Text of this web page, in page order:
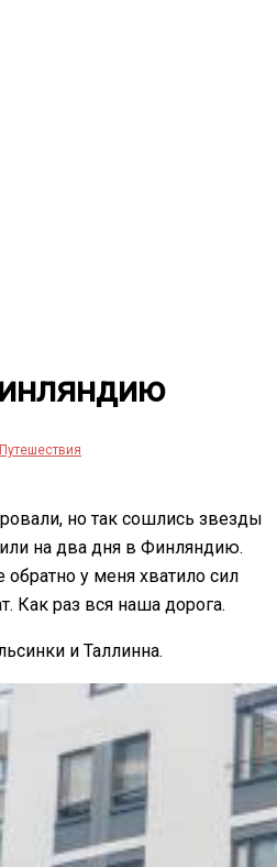
Путешествия
но так сошлись звезды
на два дня в Финляндию.
у меня хватило сил
Как раз вся наша дорога.
и Таллинна.